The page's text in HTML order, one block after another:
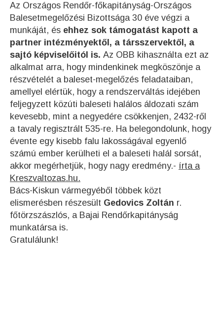
Az Országos Rendőr-főkapitányság-Országos
Balesetmegelőzési Bizottsága 30 éve végzi a
munkáját, és ehhez sok támogatást kapott a
partner intézményektől, a társszervektől, a
sajtó képviselőitól is. Az OBB kihasználta ezt az
alkalmat arra, hogy mindenkinek megköszönje a
részvételét a baleset-megelőzés feladataiban,
amellyel elértük, hogy a rendszerváltás idejében
feljegyzett közúti baleseti halálos áldozati szám
kevesebb, mint a negyedére csökkenjen, 2432-ről
a tavaly regisztrált 535-re. Ha belegondolunk, hogy
évente egy kisebb falu lakosságával egyenlő
számú ember kerülheti el a baleseti halál sorsát,
akkor megérhetjük, hogy nagy eredmény.- írta a
Kreszvaltozas.hu.
Bács-Kiskun vármegyéből többek közt
elismerésben részesült Gedovics Zoltán r.
főtörzszászlós, a Bajai Rendőrkapitányság
munkatársa is.
Gratulálunk!